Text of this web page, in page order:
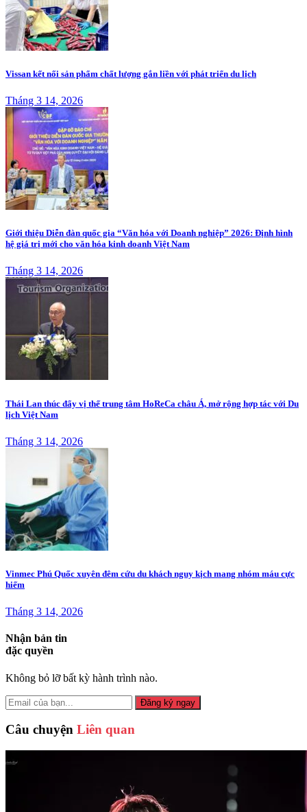
Vissan kết nối sản phẩm chất lượng gắn liền với phát triển du lịch
Tháng 3 14, 2026
Giới thiệu Diễn đàn quốc gia “Văn hóa với Doanh nghiệp” 2026: Định hình
hệ giá trị mới cho văn hóa kinh doanh Việt Nam
Tháng 3 14, 2026
Thái Lan thúc đẩy vị thế trung tâm HoReCa châu Á, mở rộng hợp tác với Du
lịch Việt Nam
Tháng 3 14, 2026
Vinmec Phú Quốc xuyên đêm cứu du khách nguy kịch mang nhóm máu cực
hiếm
Tháng 3 14, 2026
Nhận bản tin
đặc quyền
Không bỏ lỡ bất kỳ hành trình nào.
Đăng ký ngay
Câu chuyện Liên quan